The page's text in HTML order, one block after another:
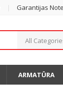
Garantijas
All
ARMATŪRA